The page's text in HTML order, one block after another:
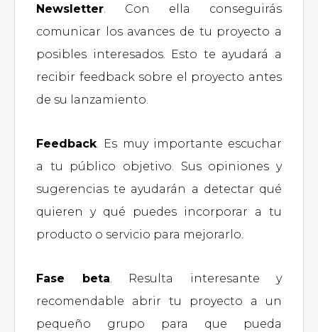
Newsletter. Con ella conseguirás
comunicar los avances de tu proyecto a
posibles interesados. Esto te ayudará a
recibir feedback sobre el proyecto antes
de su lanzamiento.
Feedback. Es muy importante escuchar
a tu público objetivo. Sus opiniones y
sugerencias te ayudarán a detectar qué
quieren y qué puedes incorporar a tu
producto o servicio para mejorarlo.
Fase beta. Resulta interesante y
recomendable abrir tu proyecto a un
pequeño grupo para que pueda